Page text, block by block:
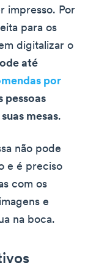
impresso. Por
para os
digitalizar o
até
por
pessoas
mesas.
não pode
e é preciso
com os
e
na boca.